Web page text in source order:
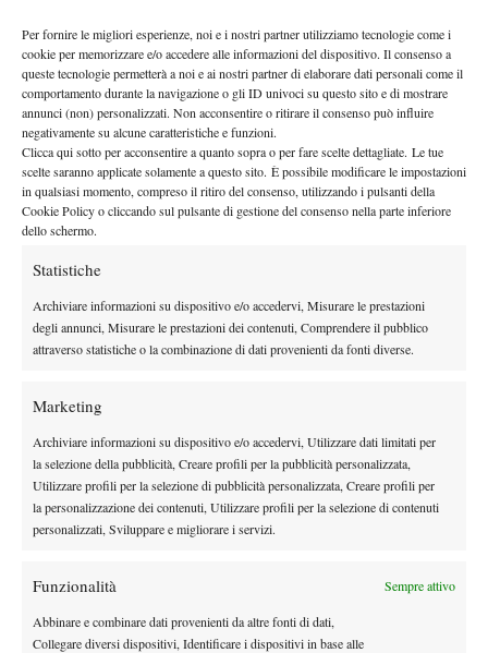
Per fornire le migliori esperienze, noi e i nostri partner utilizziamo tecnologie come i
cookie per memorizzare e/o accedere alle informazioni del dispositivo. Il consenso a
queste tecnologie permetterà a noi e ai nostri partner di elaborare dati personali come il
comportamento durante la navigazione o gli ID univoci su questo sito e di mostrare
annunci (non) personalizzati. Non acconsentire o ritirare il consenso può influire
negativamente su alcune caratteristiche e funzioni.
Clicca qui sotto per acconsentire a quanto sopra o per fare scelte dettagliate. Le tue
scelte saranno applicate solamente a questo sito. È possibile modificare le impostazioni
in qualsiasi momento, compreso il ritiro del consenso, utilizzando i pulsanti della
Cookie Policy o cliccando sul pulsante di gestione del consenso nella parte inferiore
dello schermo.
Statistiche
Archiviare informazioni su dispositivo e/o accedervi, Misurare le prestazioni
degli annunci, Misurare le prestazioni dei contenuti, Comprendere il pubblico
attraverso statistiche o la combinazione di dati provenienti da fonti diverse.
Marketing
Archiviare informazioni su dispositivo e/o accedervi, Utilizzare dati limitati per
la selezione della pubblicità, Creare profili per la pubblicità personalizzata,
Utilizzare profili per la selezione di pubblicità personalizzata, Creare profili per
la personalizzazione dei contenuti, Utilizzare profili per la selezione di contenuti
personalizzati, Sviluppare e migliorare i servizi.
Funzionalità Sempre attivo
Abbinare e combinare dati provenienti da altre fonti di dati,
Collegare diversi dispositivi, Identificare i dispositivi in base alle
TAGGED:Alessandro Giannessi Atp Bucarest
Gianluca Naso
Nessun commento
DI TENDENZA
Arnaldi apre sul Centrale
Atp News
Masters 1000 Montreal 2026: Darderi
rimonta Shang e vola agli ottavi
Masters 1000 Montreal 2026: medical time
out per Shang contro Darderi